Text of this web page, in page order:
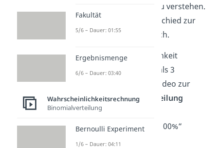
hilft dir dabei das Thema zu verstehen.
Außerdem wird der Unterschied zur
Binomialverteilung
deutlich.
Mit welcher Wahrscheinlichkeit
verstehst alles in weniger als 3
Minuten? Nach unserem Video zur
hypergeometrischen Verteilung
kannst du diese Frage
hundertprozentig mit „zu 100%“
beantworten!
Fakultät
5/6 – Dauer: 01:55
Ergebnismenge
6/6 – Dauer: 03:40
Wahrscheinlichkeitsrechnung
Binomialverteilung
Bernoulli Experiment
1/6 – Dauer: 04:11